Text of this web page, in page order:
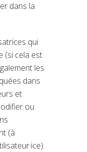
dans la
qui
(si cela est
les
dans
et
ou
(à